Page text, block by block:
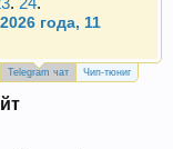
чате.
от
Telegram чат Чип-тюниг